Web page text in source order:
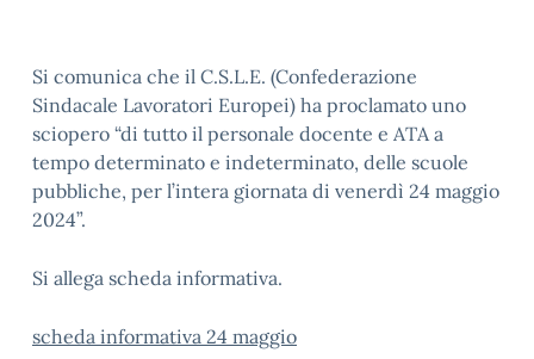
Si comunica che il C.S.L.E. (Confederazione
Sindacale Lavoratori Europei) ha proclamato uno
sciopero “di tutto il personale docente e ATA a
tempo determinato e indeterminato, delle scuole
pubbliche, per l’intera giornata di venerdì 24 maggio
2024”.
Si allega scheda informativa.
scheda informativa 24 maggio